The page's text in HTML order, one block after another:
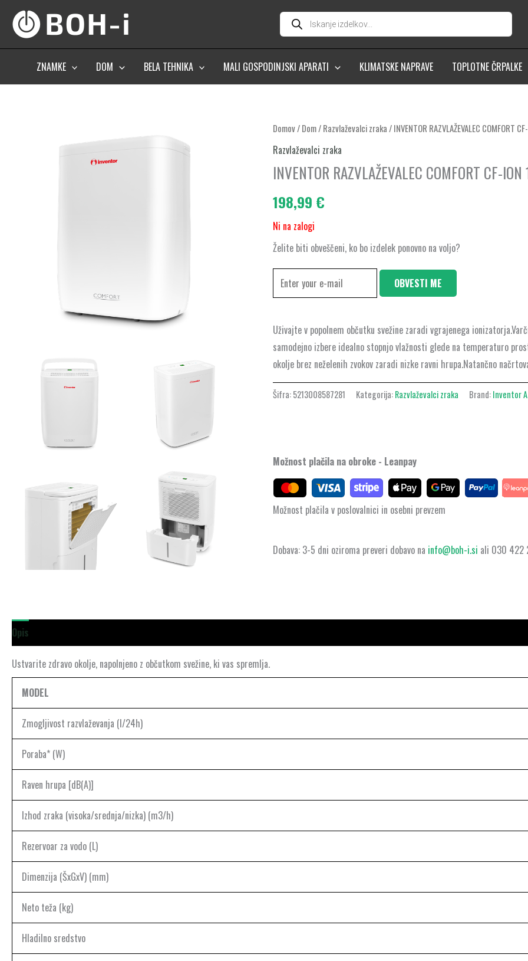
content
Products
search
ZNAMKE DOM BELA TEHNIKA MALI GOSPODINJSKI APARATI KLIMATSKE NAPRAVE TOPLOTNE ČRPALKE
Domov/Dom/Razvlaževalci zraka/ INVENTOR RAZVLAŽEVALEC COMFORT
Razvlaževalci zraka
INVENTOR RAZVLAŽEVALEC COMFORT CF-ION
198,99 €
Ni na zalogi
Želite biti obveščeni, ko bo izdelek ponovno na voljo?
OBVESTI ME
Uživajte v popolnem občutku svežine zaradi vgrajenega
samodejno izbere idealno stopnjo vlažnosti glede na temperaturo
okolje brez neželenih zvokov zaradi nizke ravni hrupa.Natančno
Šifra:5213008587281 Kategorija:Razvlaževalci zraka Brand:Inventor
Možnost plačila na obroke - Leanpay
Možnost plačila v poslovalnici in osebni prevzem
Dobava: 3-5 dni oziroma preveri dobavo na info@boh-i.si ali 030 422
Opis
Ustvarite zdravo okolje, napolnjeno z občutkom svežine, ki vas spremlja.
MODEL
Zmogljivost razvlaževanja (l/24h)
Poraba* (W)
Raven hrupa [dB(A)]
Izhod zraka (visoka/srednja/nizka) (m3/h)
Rezervoar za vodo (L)
Dimenzija (ŠxGxV) (mm)
Neto teža (kg)
Hladilno sredstvo